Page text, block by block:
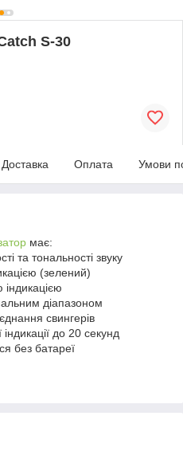
S-30
Доставка Оплата Умови
має:
та тональності звуку
(зелений)
індикацією
діапазоном
свингерів
індикації до 20 секунд
без батареї